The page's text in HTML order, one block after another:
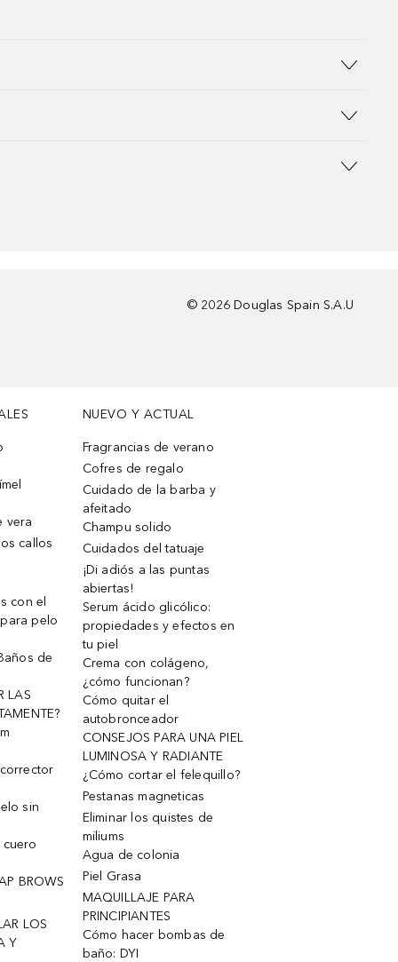
© 2026 Douglas Spain S.A.U
vera
callos
con el
pelo
de
LAS
sin
cuero
BROWS
LOS
Y
NUEVO Y ACTUAL
Fragrancias de verano
Cofres de regalo
Cuidado de la barba y
afeitado
Champu solido
Cuidados del tatuaje
¡Di adiós a las puntas
abiertas!
Serum ácido glicólico:
propiedades y efectos en
tu piel
Crema con colágeno,
¿cómo funcionan?
Cómo quitar el
autobronceador
CONSEJOS PARA UNA PIEL
LUMINOSA Y RADIANTE
¿Cómo cortar el felequillo?
Pestanas magneticas
Eliminar los quistes de
miliums
Agua de colonia
Piel Grasa
MAQUILLAJE PARA
PRINCIPIANTES
Cómo hacer bombas de
baño: DYI